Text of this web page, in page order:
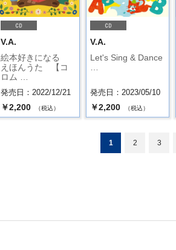
V.A.
絵本好きになる
えほんうた 【コ
ロム …
発売日：2022/12/21
￥2,200 （税込）
V.A.
Let's Sing & Dance
発売日：2023/05/10
￥2,200 （税込）
1 2 3